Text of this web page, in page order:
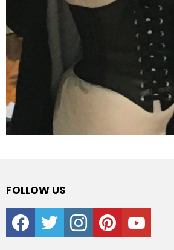
FOLLOW US
facebooktwitter instagrampinterestyoutube